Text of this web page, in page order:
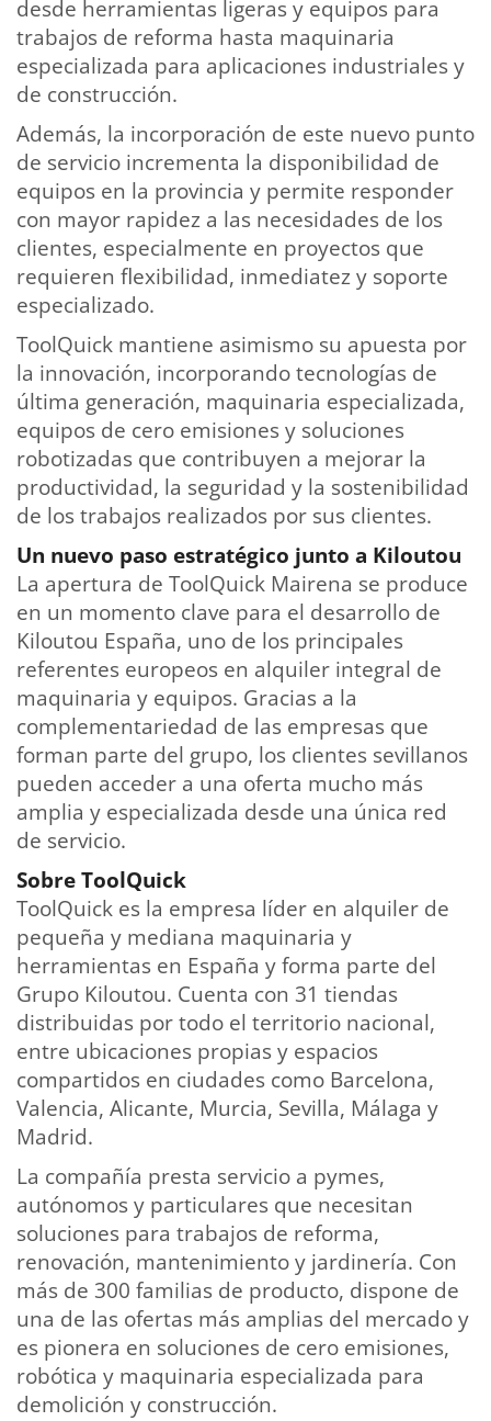
desde herramientas ligeras y equipos para
trabajos de reforma hasta maquinaria
especializada para aplicaciones industriales y
de construcción.
Además, la incorporación de este nuevo punto
de servicio incrementa la disponibilidad de
equipos en la provincia y permite responder
con mayor rapidez a las necesidades de los
clientes, especialmente en proyectos que
requieren flexibilidad, inmediatez y soporte
especializado.
ToolQuick mantiene asimismo su apuesta por
la innovación, incorporando tecnologías de
última generación, maquinaria especializada,
equipos de cero emisiones y soluciones
robotizadas que contribuyen a mejorar la
productividad, la seguridad y la sostenibilidad
de los trabajos realizados por sus clientes.
Un nuevo paso estratégico junto a Kiloutou
La apertura de ToolQuick Mairena se produce
en un momento clave para el desarrollo de
Kiloutou España, uno de los principales
referentes europeos en alquiler integral de
maquinaria y equipos. Gracias a la
complementariedad de las empresas que
forman parte del grupo, los clientes sevillanos
pueden acceder a una oferta mucho más
amplia y especializada desde una única red
de servicio.
Sobre ToolQuick
ToolQuick es la empresa líder en alquiler de
pequeña y mediana maquinaria y
herramientas en España y forma parte del
Grupo Kiloutou. Cuenta con 31 tiendas
distribuidas por todo el territorio nacional,
entre ubicaciones propias y espacios
compartidos en ciudades como Barcelona,
Valencia, Alicante, Murcia, Sevilla, Málaga y
Madrid.
La compañía presta servicio a pymes,
autónomos y particulares que necesitan
soluciones para trabajos de reforma,
renovación, mantenimiento y jardinería. Con
más de 300 familias de producto, dispone de
una de las ofertas más amplias del mercado y
es pionera en soluciones de cero emisiones,
robótica y maquinaria especializada para
demolición y construcción.